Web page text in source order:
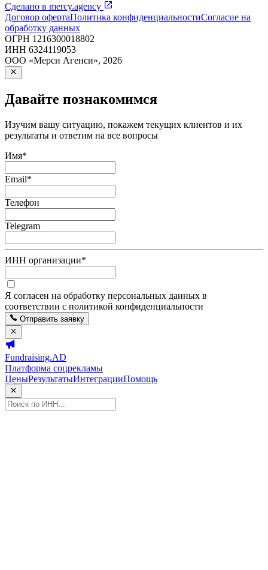
Сделано в mercy.agency
Договор офертаПолитика конфиденциальностиСогласие на
обработку данных
ОГРН 1216300018802
ИНН 6324119053
ООО «Мерси Агенси», 2026
Давайте познакомимся
Изучим вашу ситуацию, покажем текущих клиентов и их
результаты и ответим на все вопросы
Имя*
Email*
Телефон
Telegram
ИНН организации*
Я согласен на обработку персональных данных в
соответствии с политикой конфиденциальности
Отправить заявку
Fundraising.AD
Платформа соцрекламы
ЦеныРезультатыИнтеграцииПомощь